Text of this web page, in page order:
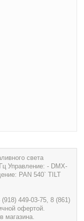
света
Управление: - DMX-
PAN 540` TILT
449-03-75, 8 (861)
офертой.
магазина.